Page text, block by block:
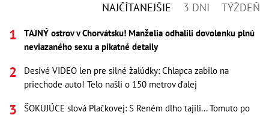
NAJČÍTANEJŠIE 3 DNI TÝŽDEŇ
TAJNÝ ostrov v Chorvátsku! Manželia odhalili dovolenku plnú
neviazaného sexu a pikatné detaily
Desivé VIDEO len pre silné žalúdky: Chlapca zabilo na
priechode auto! Telo našli o 150 metrov ďalej
ŠOKUJÚCE slová Plačkovej: S Reném dlho tajili... Tomuto po